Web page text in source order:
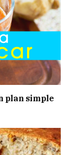
plan simple